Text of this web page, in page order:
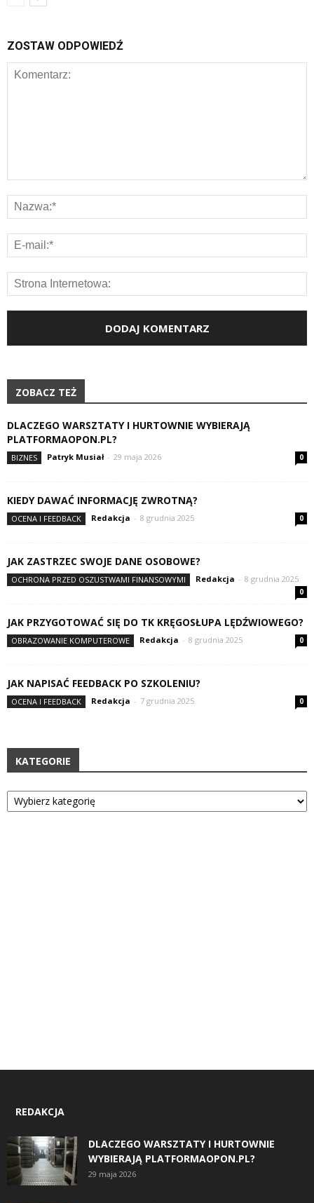
ZOSTAW ODPOWIEDŹ
ZOBACZ TEŻ
DLACZEGO WARSZTATY I HURTOWNIE WYBIERAJĄ
PLATFORMAOPON.PL?
BIZNES Patryk Musiał - 29 maja 2026 0
KIEDY DAWAĆ INFORMACJĘ ZWROTNĄ?
OCENA I FEEDBACK Redakcja - 8 grudnia 2025 0
JAK ZASTRZEC SWOJE DANE OSOBOWE?
OCHRONA PRZED OSZUSTWAMI FINANSOWYMI Redakcja - 8 grudnia 2025
0
JAK PRZYGOTOWAĆ SIĘ DO TK KRĘGOSŁUPA LĘDŹWIOWEGO?
OBRAZOWANIE KOMPUTEROWE Redakcja - 8 grudnia 2025 0
JAK NAPISAĆ FEEDBACK PO SZKOLENIU?
OCENA I FEEDBACK Redakcja - 7 grudnia 2025 0
KATEGORIE
Kategorie
REDAKCJA
DLACZEGO WARSZTATY I HURTOWNIE
WYBIERAJĄ PLATFORMAOPON.PL?
29 maja 2026